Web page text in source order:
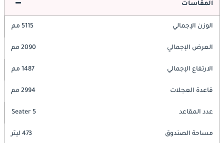
المقاسات
الوزن الإجمالي 5115 مم
العرض الإجمالي 2090 مم
الارتفاع الإجمالي 1487 مم
قاعدة العجلات 2994 مم
عدد المقاعد 5 Seater
مساحة الصندوق 473 ليتر